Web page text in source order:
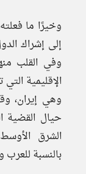
وخيرًا ما
إلى إشراك
وفي القلب
الإقليمية
وهي إيران،
حيال القضية
الشرق
بالنسبة للعرب